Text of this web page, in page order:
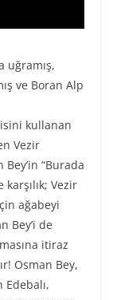
uğramış,
ve Boran Alp
kullanan
Vezir
“Burada
Vezir
ağabeyi
Bey’i de
itiraz
Osman Bey,
Edebalı,